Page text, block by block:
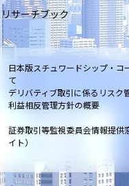
リサーチブック
日本版スチュワードシップ・コ
て
デリバティブ取引に係るリスク
利益相反管理方針の概要
証券取引等監視委員会情報提供
イト）